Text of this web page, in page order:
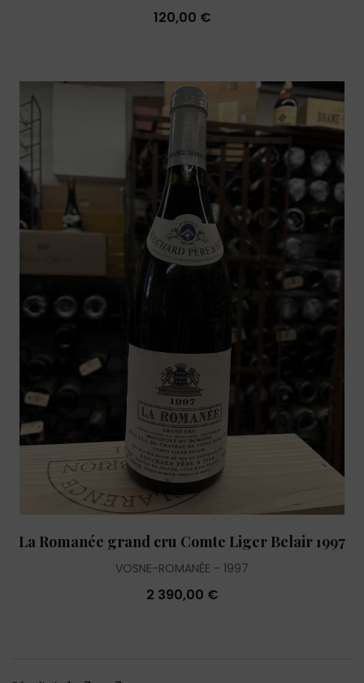
120,00 €
La Romanée grand cru Comte Liger Belair 1997
VOSNE-ROMANÉE 1997
2 390,00 €